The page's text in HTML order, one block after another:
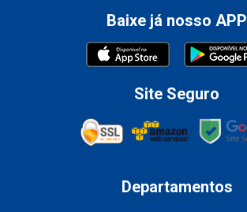
Baixe já nosso APP
Site Seguro
Departamentos